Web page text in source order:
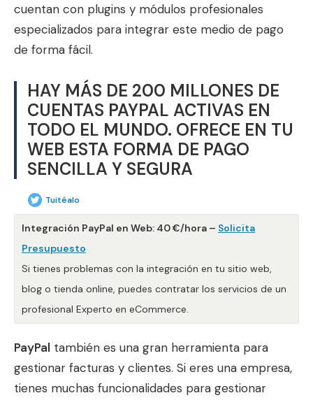
cuentan con plugins y módulos profesionales
especializados para integrar este medio de pago
de forma fácil.
HAY MÁS DE 200 MILLONES DE
CUENTAS PAYPAL ACTIVAS EN
TODO EL MUNDO. OFRECE EN TU
WEB ESTA FORMA DE PAGO
SENCILLA Y SEGURA
Tuitéalo
Integración PayPal en Web: 40 €/hora – Solicita
Presupuesto
Si tienes problemas con la integración en tu sitio web,
blog o tienda online, puedes contratar los servicios de un
profesional Experto en eCommerce.
PayPal también es una gran herramienta para
gestionar facturas y clientes. Si eres una empresa,
tienes muchas funcionalidades para gestionar